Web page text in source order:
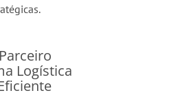
Logística